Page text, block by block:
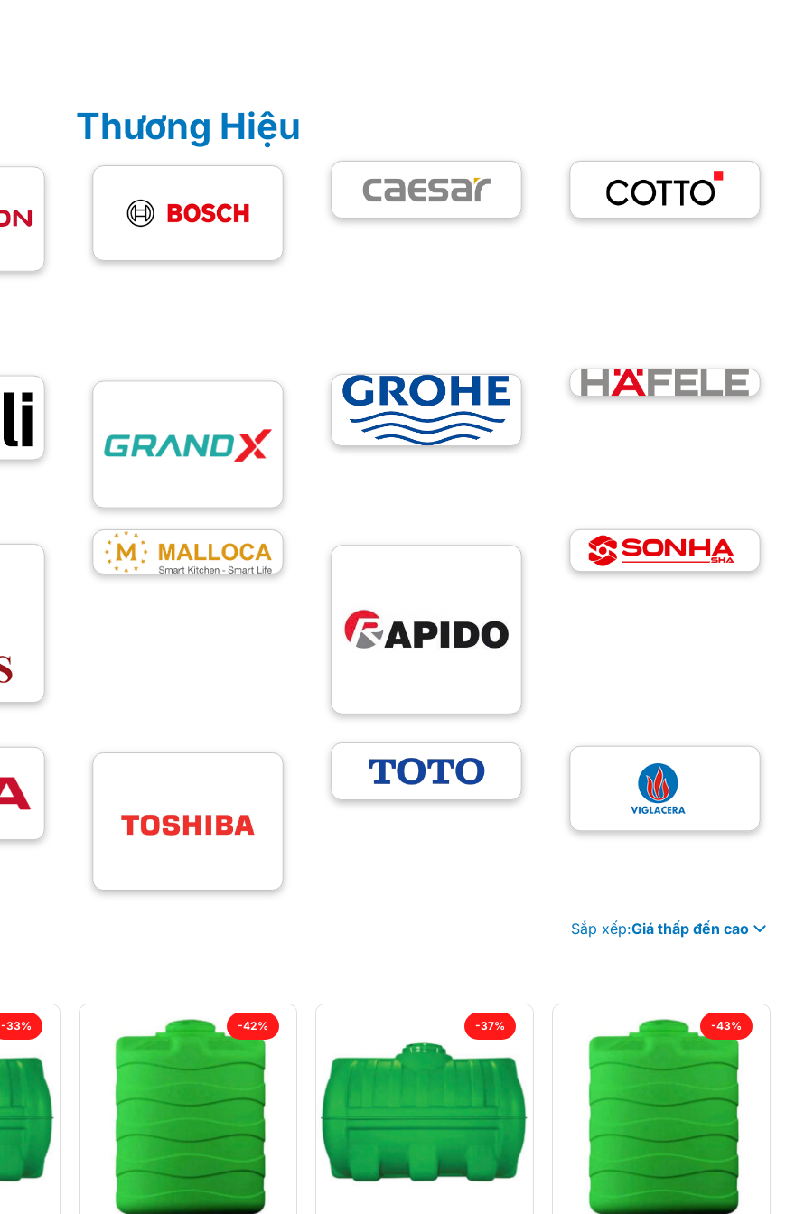
Thương Hiệu
Sắp xếp:Giá thấp đến cao
-33% -42% -37% -43%